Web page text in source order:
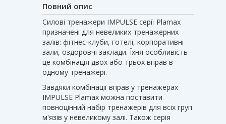
Повний опис
Силові тренажери IMPULSE серії Plamax
призначені для невеликих тренажерних
залів: фітнес-клуби, готелі, корпоративні
зали, оздоровчі заклади. Їхня особливість -
це комбінація двох або трьох вправ в
одному тренажері.
Завдяки комбінації вправ у тренажерах
IMPULSE Plamax можна поставити
повноцінний набір тренажерів для всіх груп
м'язів у невеликому залі. Також серія